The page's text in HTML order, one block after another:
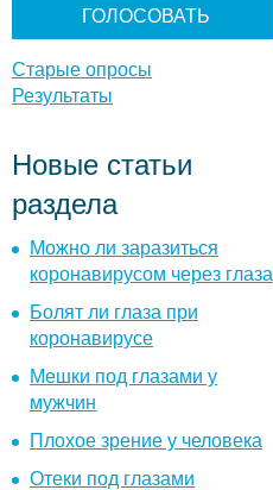
Старые опросы
Результаты
Новые статьи
раздела
Можно ли заразиться
коронавирусом через глаза
Болят ли глаза при
коронавирусе
Мешки под глазами у
мужчин
Плохое зрение у человека
Отеки под глазами